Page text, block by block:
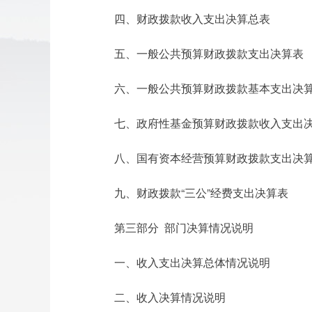
四、财政拨款收入支出决算总表
五、一般公共预算财政拨款支出决算表
六、一般公共预算财政拨款基本支出决
七、政府性基金预算财政拨款收入支出
八、国有资本经营预算财政拨款支出决
九、财政拨款“三公”经费支出决算表
第三部分 部门决算情况说明
一、收入支出决算总体情况说明
二、收入决算情况说明